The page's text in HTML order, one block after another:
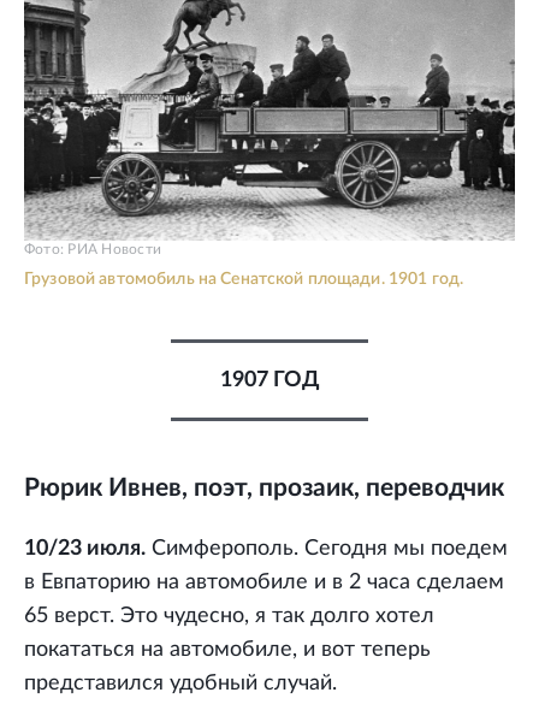
Грузовой автомобиль на Сенатской площади. 1901 год.
Фото: РИА Новости
1907 ГОД
Рюрик Ивнев, поэт, прозаик, переводчик
10/23 июля. Симферополь. Сегодня мы поедем
в Евпаторию на автомобиле и в 2 часа сделаем
65 верст. Это чудесно, я так долго хотел
покататься на автомобиле, и вот теперь
представился удобный случай.